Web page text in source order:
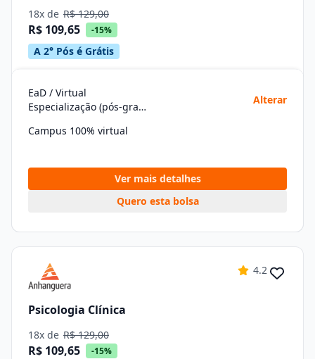
18x de R$ 129,00
R$ 109,65 -15%
A 2° Pós é Grátis
EaD / Virtual
Especialização (pós-graduação)
Alterar
Campus 100% virtual
Ver mais detalhes
Quero esta bolsa
4.2
Psicologia Clínica
18x de R$ 129,00
R$ 109,65 -15%